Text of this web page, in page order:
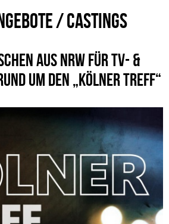
/ CASTINGS
AUS NRW FÜR TV- &
UM DEN „KÖLNER TREFF“